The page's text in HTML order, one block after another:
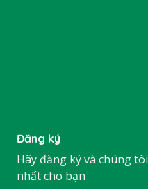
Đăng ký
Hãy đăng ký và chúng
nhất cho bạn